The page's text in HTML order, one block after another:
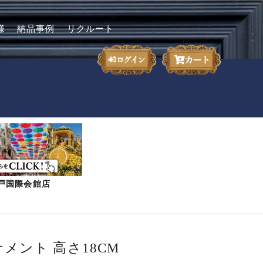
納品事例 リクルート
国際会館店
ント 高さ18CM